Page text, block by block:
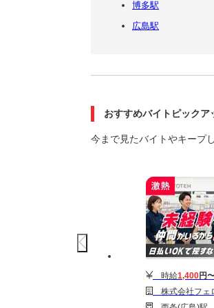
博多駅
広島駅
おすすめバイトピックア
今まで見たバイトやキープ
時給1,400円
株式会社フェローズ(ワイヤレスイヤホン